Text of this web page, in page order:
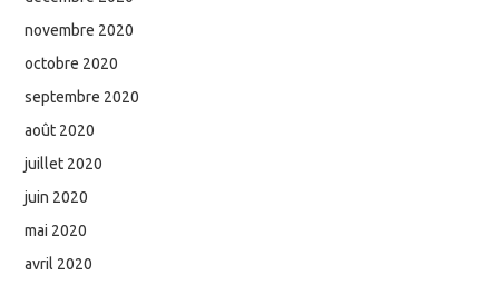
novembre 2020
octobre 2020
septembre 2020
août 2020
juillet 2020
juin 2020
mai 2020
avril 2020